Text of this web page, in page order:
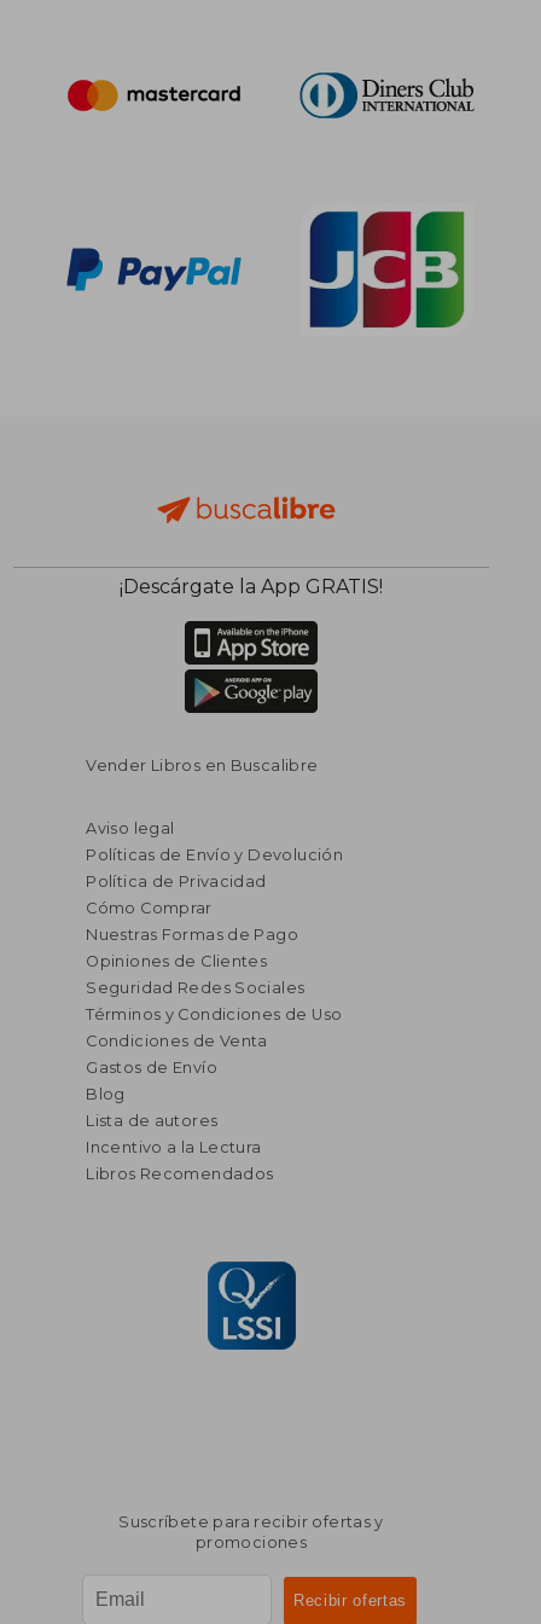
dcto.
¡Descárgate la App GRATIS!
Vender Libros en Buscalibre
Aviso legal
Políticas de Envío y Devolución
Política de Privacidad
Cómo Comprar
Nuestras Formas de Pago
Opiniones de Clientes
Seguridad Redes Sociales
Términos y Condiciones de Uso
Condiciones de Venta
Gastos de Envío
Blog
Lista de autores
Incentivo a la Lectura
Libros Recomendados
Suscríbete para recibir ofertas y
promociones